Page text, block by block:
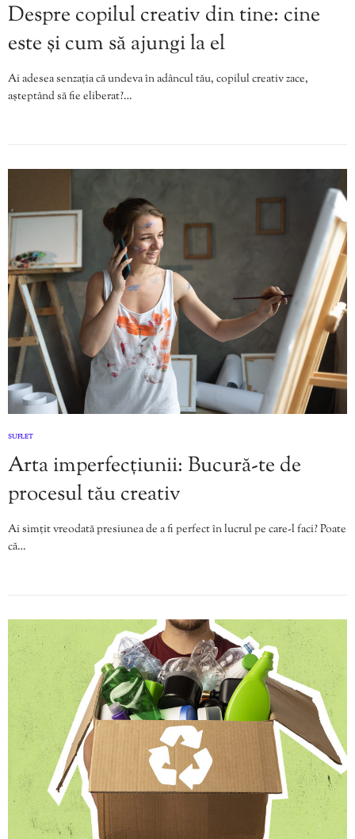
Despre copilul creativ din tine: cine
este și cum să ajungi la el
Ai adesea senzația că undeva în adâncul tău, copilul creativ zace,
așteptând să fie eliberat?…
SUFLET
Arta imperfecțiunii: Bucură-te de
procesul tău creativ
Ai simțit vreodată presiunea de a fi perfect în lucrul pe care-l faci? Poate
că…